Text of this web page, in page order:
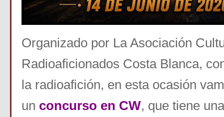
Organizado por La Asociación
Radioaficionados Costa Blanca,
la radioafición, en esta ocasión
un concurso en CW, que tiene